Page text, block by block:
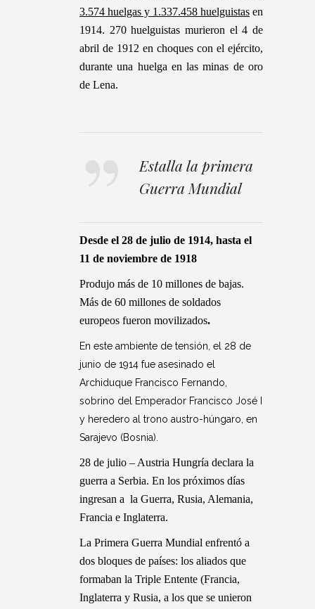
3.574 huelgas y 1.337.458 huelguistas en
1914. 270 huelguistas murieron el 4 de
abril de 1912 en choques con el ejército,
durante una huelga en las minas de oro
de Lena.
Estalla la primera
Guerra Mundial
Desde el 28 de julio de 1914, hasta el
11 de noviembre de 1918
Produjo más de 10 millones de bajas.
Más de 60 millones de soldados
europeos fueron movilizados.
En este ambiente de tensión, el 28 de
junio de 1914 fue asesinado el
Archiduque Francisco Fernando,
sobrino del Emperador Francisco José I
y heredero al trono austro-húngaro, en
Sarajevo (Bosnia).
28 de julio – Austria Hungría declara la
guerra a Serbia. En los próximos días
ingresan a la Guerra, Rusia, Alemania,
Francia e Inglaterra.
La Primera Guerra Mundial enfrentó a
dos bloques de países: los aliados que
formaban la Triple Entente (Francia,
Inglaterra y Rusia, a los que se unieron